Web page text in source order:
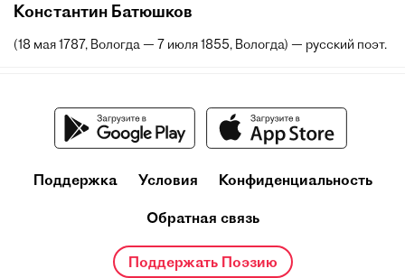
Константин Батюшков
(18 мая 1787, Вологда — 7 июля 1855, Вологда) — русский поэт.
Поддержка Условия Конфиденциальность
Обратная связь
Поддержать Поэзию